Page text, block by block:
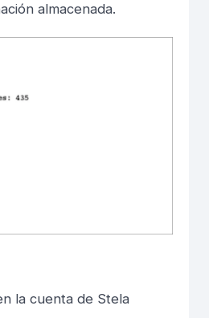
almacenada.
la cuenta de Stela